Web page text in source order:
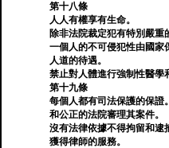
第十八條
人人有權享有生命。
除非法院裁定犯有特別嚴重
一個人的不可侵犯性由國家
人道的待遇。
禁止對人體進行強制性醫學
第十九條
每個人都有司法保護的保證
和公正的法院審理其案件。
沒有法律依據不得拘留和逮
獲得律師的服務。